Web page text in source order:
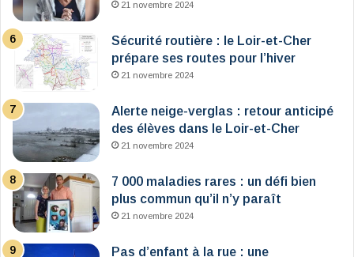
21 novembre 2024
Sécurité routière : le Loir-et-Cher
prépare ses routes pour l’hiver
21 novembre 2024
Alerte neige-verglas : retour anticipé
des élèves dans le Loir-et-Cher
21 novembre 2024
7 000 maladies rares : un défi bien
plus commun qu’il n’y paraît
21 novembre 2024
Pas d’enfant à la rue : une